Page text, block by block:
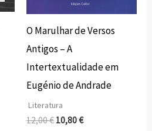
O Marulhar de Versos
Antigos – A
Intertextualidade em
Eugénio de Andrade
Literatura
12,00€ 10,80€